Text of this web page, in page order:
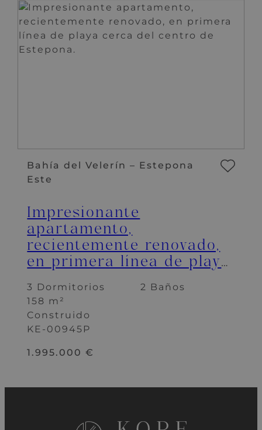
Bahía del Velerín – Estepona
Este
Impresionante
apartamento,
recientemente renovado,
en primera línea de playa
Estepona.
3 Dormitorios
2 Baños
158 m²
Construido
1.995.000 €
KE-00945P